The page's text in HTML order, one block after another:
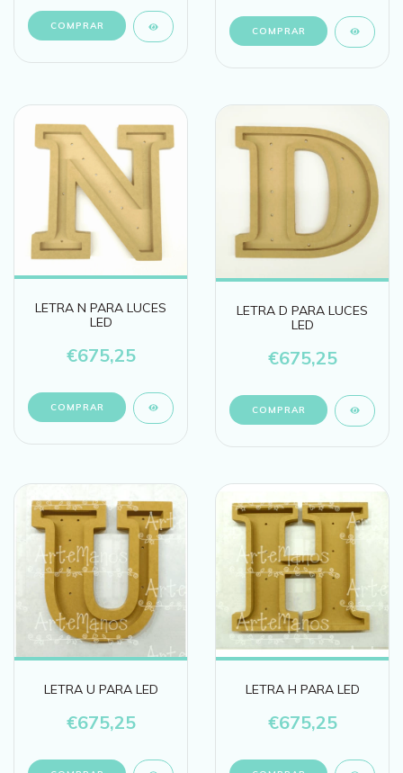
LETRA N PARA LUCES
LED
€675,25
LETRA D PARA LUCES
LED
€675,25
LETRA U PARA LED
€675,25
LETRA H PARA LED
€675,25